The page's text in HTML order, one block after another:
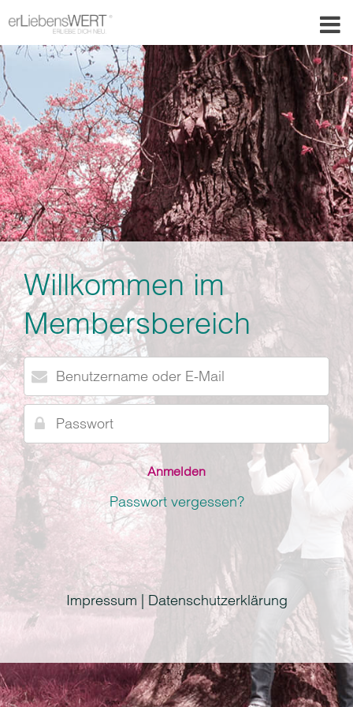
Willkommen im
Membersbereich
Benutzername
oder
E-
Mail
Passwort
Passwort vergessen?
Impressum | Datenschutzerklärung